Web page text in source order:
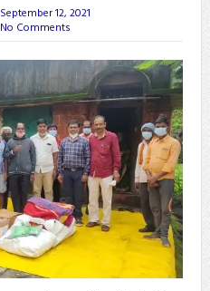
September 12, 2021
No Comments